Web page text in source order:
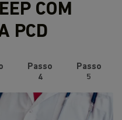
COM
PCD
Passo
4
Passo
5